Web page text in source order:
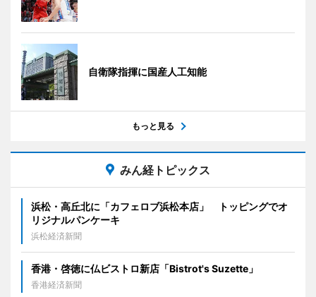
自衛隊指揮に国産人工知能
もっと見る
みん経トピックス
浜松・高丘北に「カフェロブ浜松本店」 トッピングでオ
リジナルパンケーキ
浜松経済新聞
香港・啓徳に仏ビストロ新店「Bistrot's Suzette」
香港経済新聞